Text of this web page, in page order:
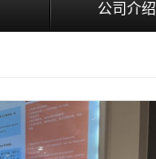
公司介绍